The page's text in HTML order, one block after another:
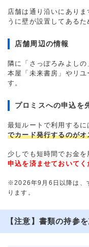
店舗は通り沿いにあり
うに壁が設置してある
店舗周辺の情報
隣に「さっぽろみよし
本屋「未来書房」やリ
す。
プロミスへの申込を
最短ルートで利用するに
でカード発行するのがオ
少しでも短時間でお金を
申込を済ませておいてく
※2026年9月6日以降は、
ります。
【注意】書類の持参